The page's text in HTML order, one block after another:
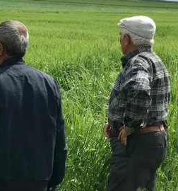
Burdur
Bursa
Çanakkale
Çankırı
Çorum
Denizli
Diyarbakır